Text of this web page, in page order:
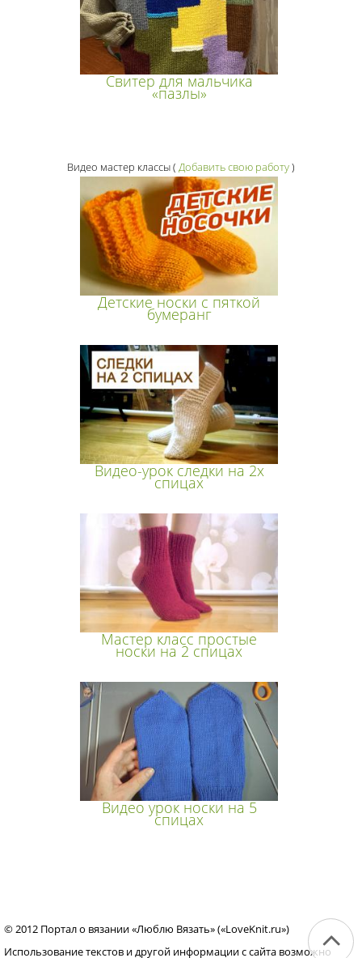
Свитер для мальчика
«пазлы»
Видео мастер классы( Добавить свою работу)
Детские носки с пяткой
бумеранг
Видео-урок следки на 2х
спицах
Мастер класс простые
носки на 2 спицах
Видео урок носки на 5
спицах
© 2012 Портал о вязании «Люблю Вязать» («LoveKnit.ru»)
Использование текстов и другой информации с сайта возможно